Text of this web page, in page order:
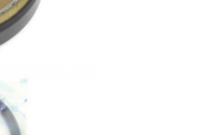
6. Visualizzazione
immagini
6. Visualizzazione
6. Visualizzazione
6. Visualizzazione